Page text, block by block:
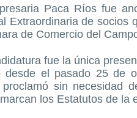
Paca Ríos fue
Extraordinaria de socios
de Comercio del
fue la única
desde el pasado 25 de
proclamó sin necesidad
los Estatutos de la